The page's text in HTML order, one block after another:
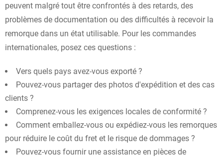
peuvent malgré tout être confrontés à des retards, des
problèmes de documentation ou des difficultés à recevoir la
remorque dans un état utilisable. Pour les commandes
internationales, posez ces questions :
Vers quels pays avez-vous exporté ?
Pouvez-vous partager des photos d'expédition et des cas
clients ?
Comprenez-vous les exigences locales de conformité ?
Comment emballez-vous ou expédiez-vous les remorques
pour réduire le coût du fret et le risque de dommages ?
Pouvez-vous fournir une assistance en pièces de